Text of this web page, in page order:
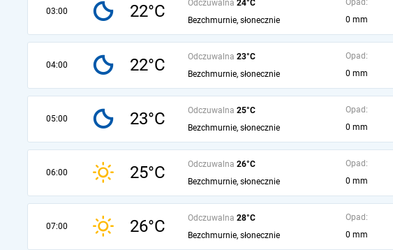
03:00 22°C Odczuwalna 24°C
Bezchmurnie, słonecznie
Opad:
0 mm
04:00 22°C Odczuwalna 23°C
Bezchmurnie, słonecznie
Opad:
0 mm
05:00 23°C Odczuwalna 25°C
Bezchmurnie, słonecznie
Opad:
0 mm
06:00 25°C Odczuwalna 26°C
Bezchmurnie, słonecznie
Opad:
0 mm
07:00 26°C Odczuwalna 28°C
Bezchmurnie, słonecznie
Opad:
0 mm